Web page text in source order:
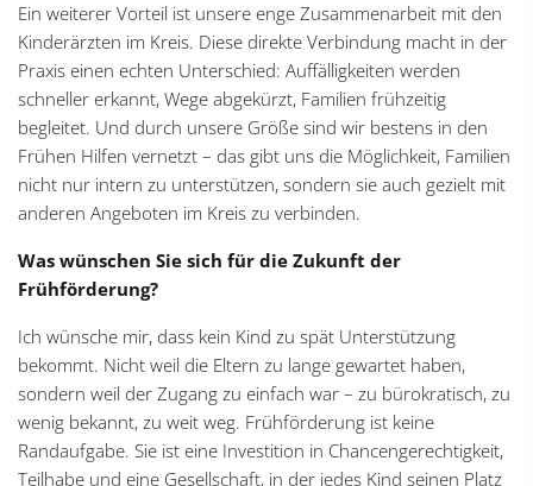
Ein weiterer Vorteil ist unsere enge Zusammenarbeit mit den
Kinderärzten im Kreis. Diese direkte Verbindung macht in der
Praxis einen echten Unterschied: Auffälligkeiten werden
schneller erkannt, Wege abgekürzt, Familien frühzeitig
begleitet. Und durch unsere Größe sind wir bestens in den
Frühen Hilfen vernetzt – das gibt uns die Möglichkeit, Familien
nicht nur intern zu unterstützen, sondern sie auch gezielt mit
anderen Angeboten im Kreis zu verbinden.
Was wünschen Sie sich für die Zukunft der
Frühförderung?
Ich wünsche mir, dass kein Kind zu spät Unterstützung
bekommt. Nicht weil die Eltern zu lange gewartet haben,
sondern weil der Zugang zu einfach war – zu bürokratisch, zu
wenig bekannt, zu weit weg. Frühförderung ist keine
Randaufgabe. Sie ist eine Investition in Chancengerechtigkeit,
Teilhabe und eine Gesellschaft, in der jedes Kind seinen Platz